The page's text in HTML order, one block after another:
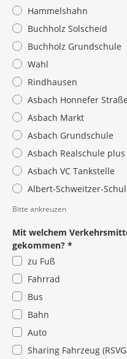
Hammelshahn
Buchholz Solscheid
Buchholz Grundschule
Wahl
Rindhausen
Asbach Honnefer Straße
Asbach Markt
Asbach Grundschule
Asbach Realschule plus
Asbach VC Tankstelle
Albert-Schweitzer-
Pflichtangabe
Bitte ankreuzen
Mit welchem
gekommen? *
zu Fuß
Fahrrad
Bus
Bahn
Auto
Sharing Fahrzeug